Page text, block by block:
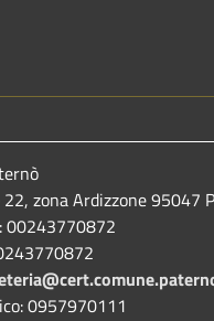
22, zona Ardizzone 95047
00243770872
0957970111